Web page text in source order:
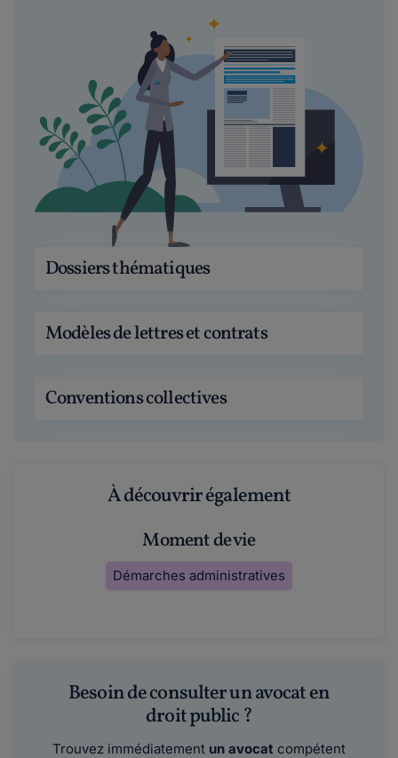
Dossiers thématiques
Modèles de lettres et contrats
Conventions collectives
À découvrir également
Moment de vie
Démarches administratives
Besoin de consulter un avocat en
droit public ?
Trouvez immédiatement un avocat compétent